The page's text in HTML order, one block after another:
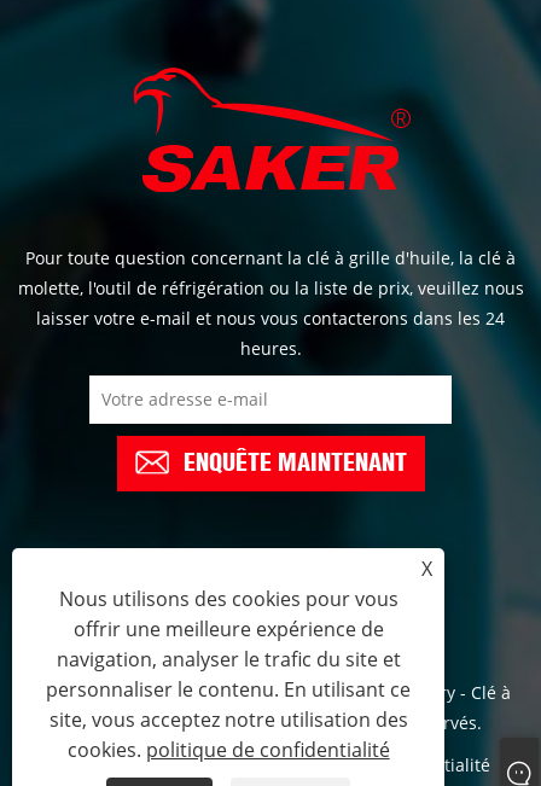
Pour toute question concernant la clé à grille d'huile, la clé à
molette, l'outil de réfrigération ou la liste de prix, veuillez nous
laisser votre e-mail et nous vous contacterons dans les 24
heures.
ENQUÊTE MAINTENANT
tracy@sakertools.com
Copyright © 2022 Yuyao Jindun Special Tools Factory - Clé à
molette, outil de réfrigération - Tous droits réservés.
Links Sitemap RSS XML politique de confidentialité
X
Nous utilisons des cookies pour vous
offrir une meilleure expérience de
navigation, analyser le trafic du site et
personnaliser le contenu. En utilisant ce
site, vous acceptez notre utilisation des
cookies. politique de confidentialité